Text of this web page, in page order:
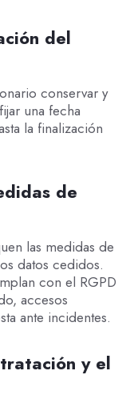
del
conservar y
una fecha
la finalización
de
las medidas de
datos cedidos.
con el RGPD
accesos
ante incidentes.
y el